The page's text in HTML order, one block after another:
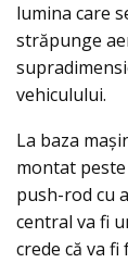
lumina care
străpunge
vehiculului.
La baza
montat
push-rod cu
central va fi
crede că va